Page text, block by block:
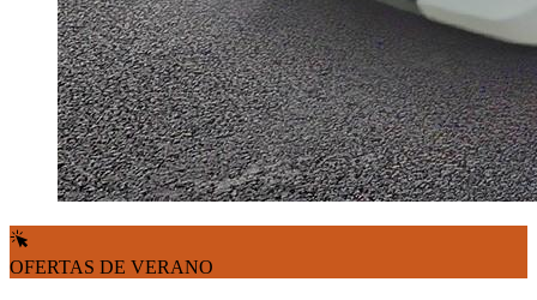
OFERTAS DE VERANO